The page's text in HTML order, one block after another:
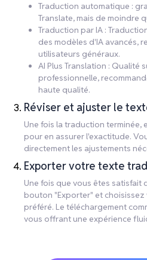
Traduction automatique :
Translate, mais de moindre
Traduction par IA :
des modèles d'IA avancés,
utilisateurs généraux.
AI Plus Translation :
professionnelle,
haute qualité.
Réviser et ajuster le
Une fois la traduction terminée,
pour en assurer l'exactitude.
directement les ajustements
Exporter votre texte
Une fois que vous êtes satisfait
bouton "Exporter" et
préféré. Le téléchargement
vous offrant une expérience